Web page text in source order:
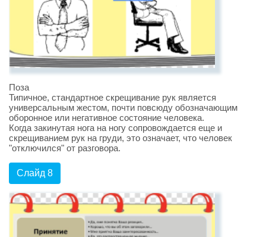
Поза
Типичное, стандартное скрещивание рук является
универсальным жестом, почти повсюду обозначающим
оборонное или негативное состояние человека.
Когда закинутая нога на ногу сопровождается еще и
скрещиванием рук на груди, это означает, что человек
"отключился" от разговора.
Слайд 8